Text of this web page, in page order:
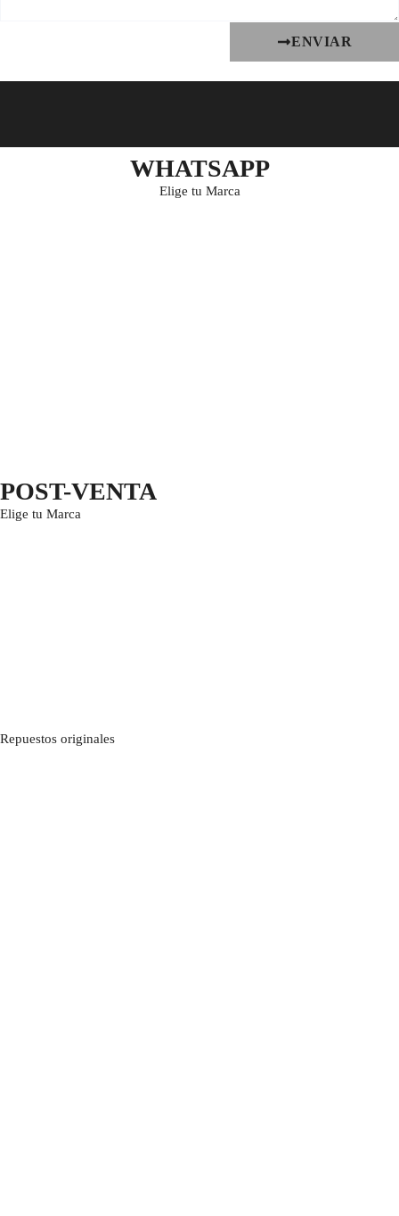
ENVIAR
WHATSAPP
Elige tu Marca
POST-VENTA
Elige tu Marca
Repuestos originales